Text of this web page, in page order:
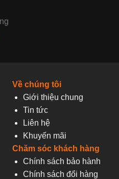
Về chúng tôi
Giới thiệu chung
Tin tức
Liên hệ
Khuyến mãi
Chăm sóc khách hàng
Chính sách bảo hành
Chính sách đổi hàng